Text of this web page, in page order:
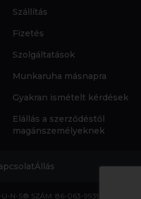
Szállítás
Fizetés
Szolgáltatások
Munkaruha másnapra
Gyakran ismételt kérdések
Elállás a szerződéstől
magánszemélyeknek
Állás
N-S® SZÁM: 86-063-9939